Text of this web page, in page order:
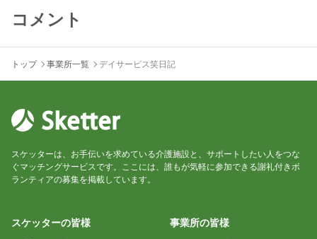
コメント
トップ 事業所一覧 デイサービス笑日記
スケッターは、お手伝いを求めている介護施設と、サポートしたい人をつな
ぐマッチングサービスです。ここには、誰もが気軽に参加できる謝礼付きボ
ランティアの募集を掲載しています。
スケッターの皆様
事業所の皆様